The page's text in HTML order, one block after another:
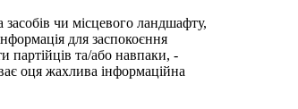
чи місцевого ландшафту,
для заспокоєння
партійців та/або навпаки, -
оця жахлива інформаційна